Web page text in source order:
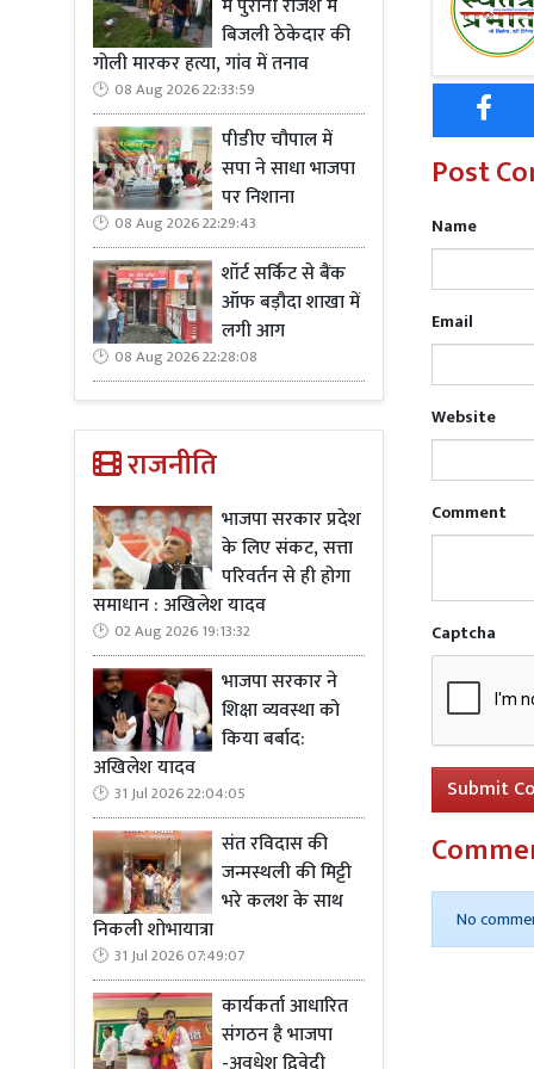
में पुरानी रंजिश में
बिजली ठेकेदार की
गोली मारकर हत्या, गांव में तनाव
08 Aug 2026 22:33:59
पीडीए चौपाल में
सपा ने साधा भाजपा
पर निशाना
08 Aug 2026 22:29:43
शॉर्ट सर्किट से बैंक
ऑफ बड़ौदा शाखा में
लगी आग
08 Aug 2026 22:28:08
राजनीति
भाजपा सरकार प्रदेश
के लिए संकट, सत्ता
परिवर्तन से ही होगा
समाधान : अखिलेश यादव
02 Aug 2026 19:13:32
भाजपा सरकार ने
शिक्षा व्यवस्था को
किया बर्बाद:
अखिलेश यादव
31 Jul 2026 22:04:05
संत रविदास की
जन्मस्थली की मिट्टी
भरे कलश के साथ
निकली शोभायात्रा
31 Jul 2026 07:49:07
कार्यकर्ता आधारित
संगठन है भाजपा
है। कांग्रेस
Read
इससे पहले
महारत
चाहिए।
हासिल है।
Read
' हम तो
चाहिए।
बात नहीं
रखें, हताशा
Post
Name
Email
Website
Comment
Captcha
Submit
No